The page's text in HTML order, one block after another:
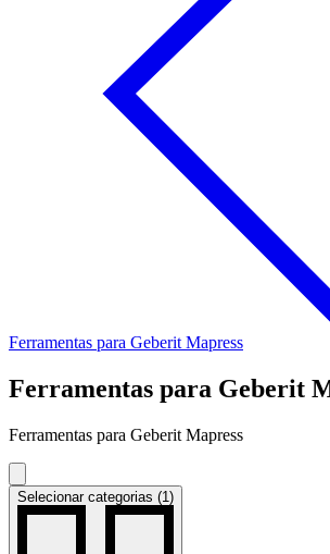
Ferramentas para Geberit Mapress
Ferramentas para Geberit
Ferramentas para Geberit Mapress
Selecionar categorias (1)